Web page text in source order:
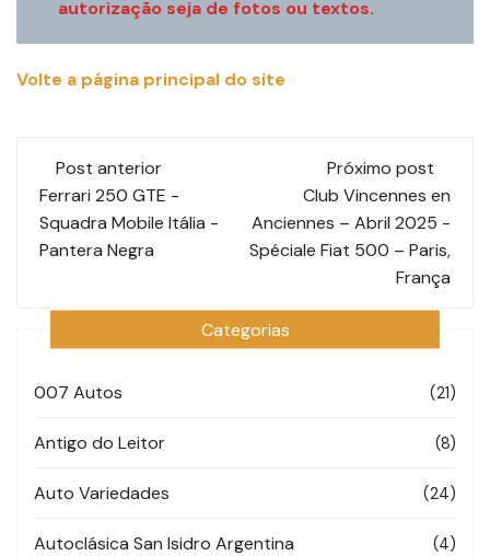
autorização seja de fotos ou textos.
Volte a página principal do site
Navegação
de
post
Post anterior
Ferrari 250 GTE -
Squadra Mobile Itália -
Pantera Negra
Próximo post
Club Vincennes en
Anciennes – Abril 2025 -
Spéciale Fiat 500 – Paris,
França
Categorias
007 Autos (21)
Antigo do Leitor (8)
Auto Variedades (24)
Autoclásica San Isidro Argentina (4)